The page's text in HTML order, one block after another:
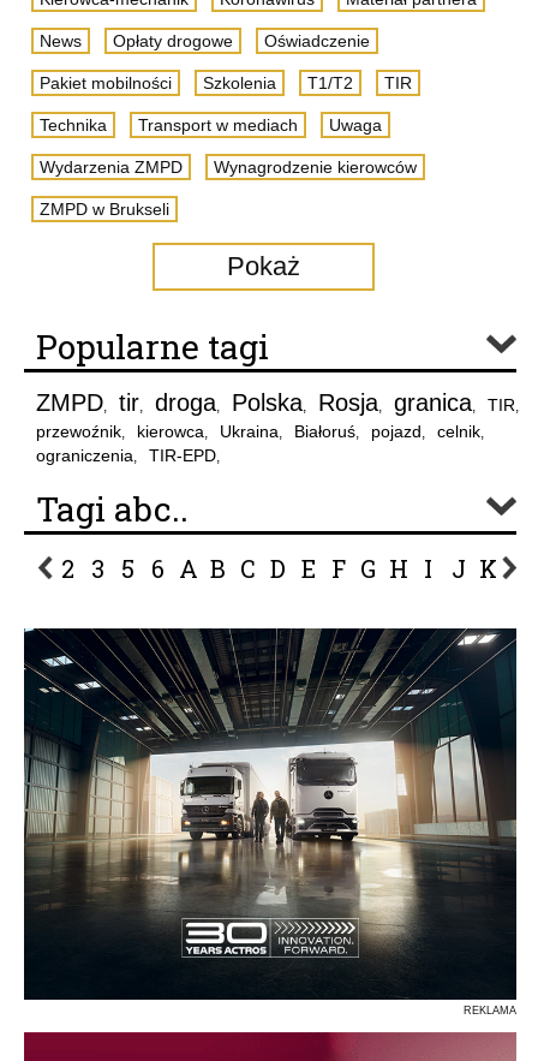
News Opłaty drogowe Oświadczenie
Pakiet mobilności Szkolenia T1/T2 TIR
Technika Transport w mediach Uwaga
Wydarzenia ZMPD Wynagrodzenie kierowców
ZMPD w Brukseli
Pokaż
Popularne tagi
ZMPD, tir, droga, Polska, Rosja, granica, TIR,
przewoźnik, kierowca, Ukraina, Białoruś, pojazd, celnik,
ograniczenia, TIR-EPD,
Tagi abc..
2 3 5 6 A B C D E F G H I J K L
REKLAMA